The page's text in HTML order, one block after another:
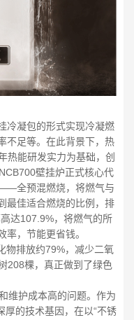
冷凝包的形式实现冷凝燃
不足等。在此背景下，热
热能研发实力为基础，创
壁挂炉正式核心代
全预混燃烧，将燃气与
最佳适合燃烧的比例，排
达107.9%，将燃气的所
，节能更省钱。
物排放约79%，减少二氧
208棵，真正做到了绿色
维护成本高的问题。作为
厚的技术基因，在以“不锈